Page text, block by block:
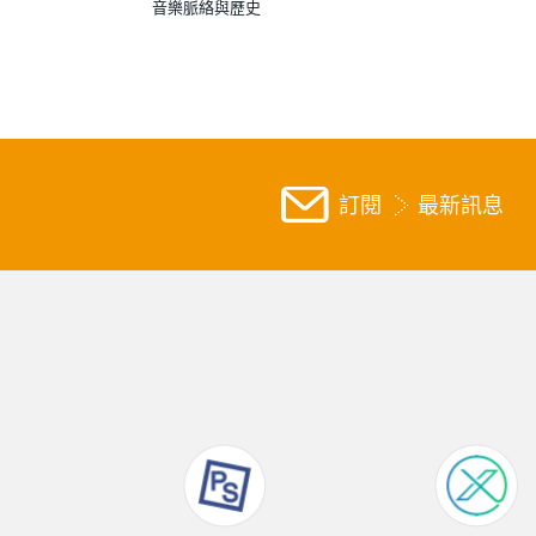
音樂脈絡與歷史
訂閱 最新訊息